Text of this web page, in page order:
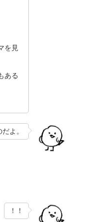
を見
ある
よ。
！！